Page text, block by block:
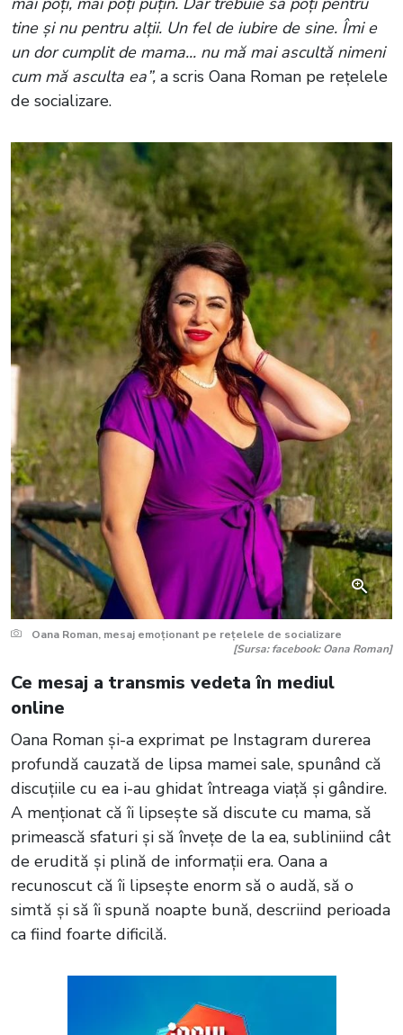
tine și nu pentru alții. Un fel de iubire de sine. Îmi e
un dor cumplit de mama... nu mă mai ascultă nimeni
cum mă asculta ea”, a scris Oana Roman pe rețelele
de socializare.
Oana Roman, mesaj emoționant pe rețelele de socializare
[Sursa: facebook: Oana Roman]
Ce mesaj a transmis vedeta în mediul
online
Oana Roman și-a exprimat pe Instagram durerea
profundă cauzată de lipsa mamei sale, spunând că
discuțiile cu ea i-au ghidat întreaga viață și gândire.
A menționat că îi lipsește să discute cu mama, să
primească sfaturi și să învețe de la ea, subliniind cât
de erudită și plină de informații era. Oana a
recunoscut că îi lipsește enorm să o audă, să o
simtă și să îi spună noapte bună, descriind perioada
ca fiind foarte dificilă.